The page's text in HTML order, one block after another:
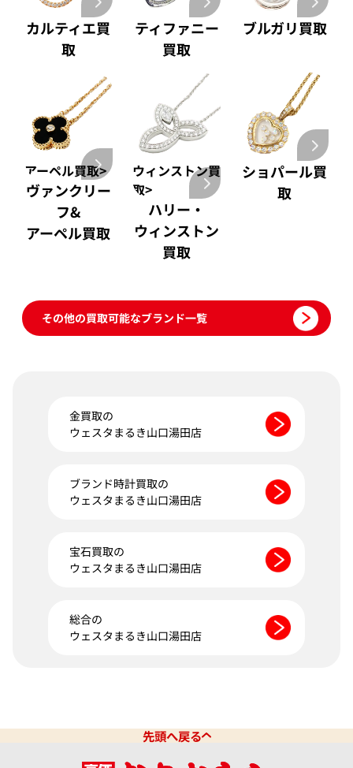
カルティエ買
取
ティファニー
買取
ブルガリ買取
アーペル買取>
ヴァンクリー
フ&
アーペル買取
ウィンストン買
取>
ハリー・
ウィンストン
買取
ショパール買
取
その他の買取可能なブランド一覧
金買取の
ウェスタまるき山口湯田店
ブランド時計買取の
ウェスタまるき山口湯田店
宝石買取の
ウェスタまるき山口湯田店
総合の
ウェスタまるき山口湯田店
先頭へ戻る